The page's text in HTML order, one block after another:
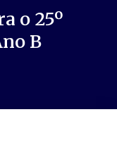
o 25º
B